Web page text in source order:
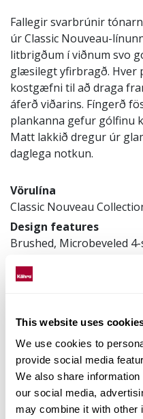
This website uses
We use cookies to
provide social media
We also share
our social media,
may combine it with other
Fallegir svarbrúnir
úr Classic Nouveau-
litbrigðum í viðnum svo
glæsilegt yfirbragð. Hver
kostgæfni til að draga
áferð viðarins. Fíngerð
plankanna gefur gólfinu
Matt lakkið dregur úr
daglega notkun.
Vörulína
Classic Nouveau
Design features
Brushed, Microbeveled 4-
Framkvæmdir
3-layer
Vörunúmer
Staðreyndir um